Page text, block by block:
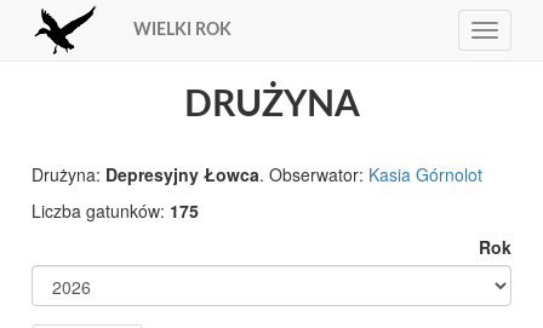
Toggle
WIELKI ROK
DRUŻYNA
Drużyna: Depresyjny Łowca. Obserwator: Kasia Górnolot
Liczba gatunków: 175
Rok